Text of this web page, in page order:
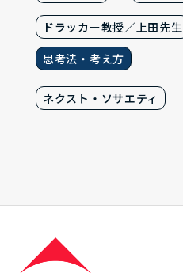
ドラッカー教授／上田先生
思考法・考え方
ネクスト・ソサエティ